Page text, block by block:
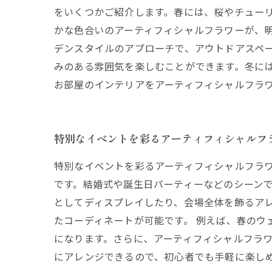
をいくつかご紹介します。春には、桜やチュ
かな色合いのアーティフィシャルフラワーが
デンスタイルのアプローチで、アウトドアス
みのある雰囲気を楽しむことができます。冬に
お部屋のインテリアをアーティフィシャルフラ
特別なイベントを彩るアーティフィシャルフ
特別なイベントを彩るアーティフィシャルフラ
です。結婚式や誕生日パーティーなどのシーン
としてディスプレイしたり、会場全体を飾る
たコーディネートが可能です。 例えば、春の
になります。さらに、アーティフィシャルフ
にアレンジできるので、初心者でも手軽に楽